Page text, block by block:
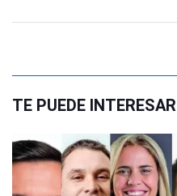
TE PUEDE INTERESAR